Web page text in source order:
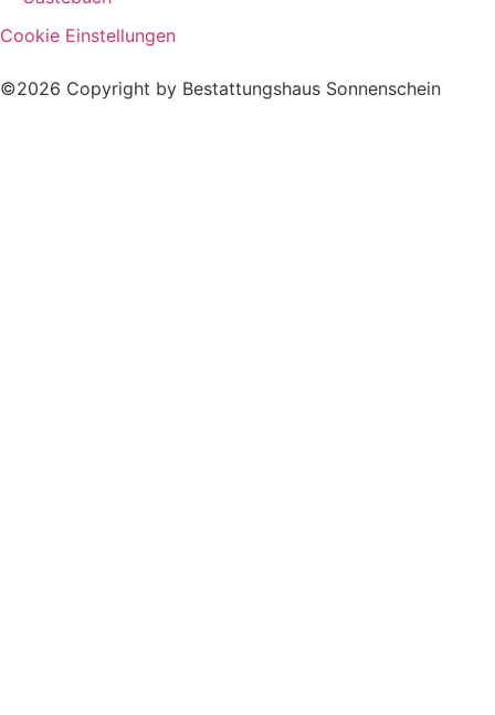
Cookie Einstellungen
©2026 Copyright by Bestattungshaus Sonnenschein